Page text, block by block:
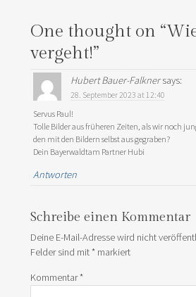
One thought on “
vergeht!”
Hubert Bauer-Falkner says:
28. September 2023 at 12:40
Servus Paul!
Tolle Bilder aus früheren Zeiten, als wir noch
den mit den Bildern selbst aus gegraben?
Dein Bayerwaldtam Partner Hubi
Antworten
Schreibe einen Kommentar
Deine E-Mail-Adresse wird nicht
Felder sind mit*markiert
Kommentar*